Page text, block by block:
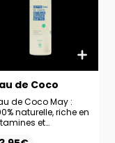
de Coco
de Coco May :
naturelle, riche en
et